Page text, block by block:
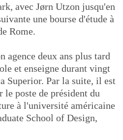
avec Jørn Utzon jusqu'en
une bourse d'étude à
Rome.
agence deux ans plus tard
et enseigne durant vingt
Superior. Par la suite, il est
le poste de président du
à l'université américaine
School of Design,